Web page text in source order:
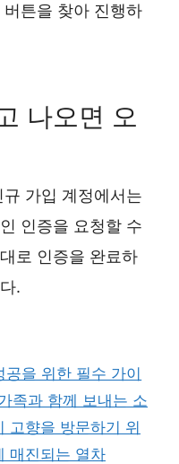
튼을 찾아 진행하
나오면 오
가입 계정에서는
인증을 요청할 수
로 인증을 완료하
.
을 위한 필수 가이
족과 함께 보내는 소
고향을 방문하기 위
매진되는 열차